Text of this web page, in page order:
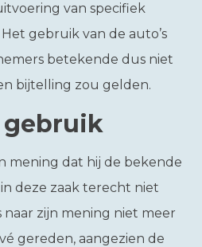
van specifiek
gebruik van de auto’s
betekende dus niet
bijtelling zou gelden.
gebruik
mening dat hij de bekende
deze zaak terecht niet
naar zijn mening niet meer
gereden, aangezien de